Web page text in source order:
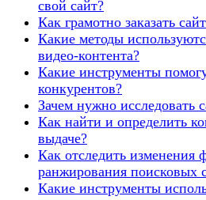
свой сайт?
Как грамотно заказать сайт
Какие методы
видео-контента?
Какие инструменты
конкурентов?
Зачем нужно исследовать
Как найти и определить
выдаче?
Как отследить изменения
ранжирования поисковых
Какие инструменты